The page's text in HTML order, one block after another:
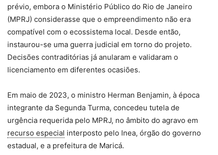
prévio, embora o Ministério Público do Rio de Janeiro
(MPRJ) considerasse que o empreendimento não era
compatível com o ecossistema local. Desde então,
instaurou-se uma guerra judicial em torno do projeto.
Decisões contraditórias já anularam e validaram o
licenciamento em diferentes ocasiões.
Em maio de 2023, o ministro Herman Benjamin, à época
integrante da Segunda Turma, concedeu tutela de
urgência requerida pelo MPRJ, no âmbito do agravo em
recurso especial interposto pelo Inea, órgão do governo
estadual, e a prefeitura de Maricá.